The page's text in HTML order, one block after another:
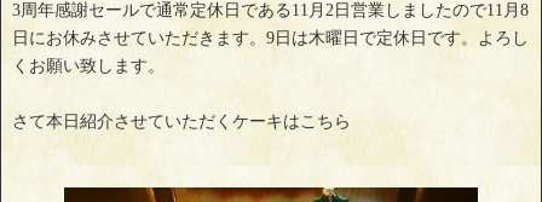
3周年感謝セールで通常定休日である11月2日営業しましたので11月8
日にお休みさせていただきます。9日は木曜日で定休日です。よろし
くお願い致します。
さて本日紹介させていただくケーキはこちら